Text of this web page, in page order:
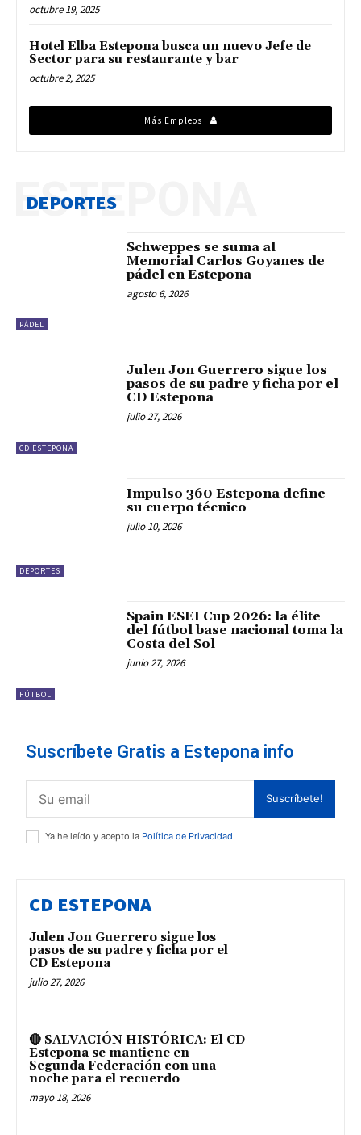
octubre 19, 2025
Hotel Elba Estepona busca un nuevo Jefe de
Sector para su restaurante y bar
octubre 2, 2025
Más Empleos
DEPORTES
ESTEPONA
PÁDEL
Schweppes se suma al
Memorial Carlos Goyanes de
pádel en Estepona
agosto 6, 2026
CD ESTEPONA
Julen Jon Guerrero sigue los
pasos de su padre y ficha por el
CD Estepona
julio 27, 2026
DEPORTES
Impulso 360 Estepona define
su cuerpo técnico
julio 10, 2026
FÚTBOL
Spain ESEI Cup 2026: la élite
del fútbol base nacional toma la
Costa del Sol
junio 27, 2026
Suscríbete Gratis a Estepona info
Suscríbete!
Ya he leído y acepto la Política de Privacidad.
CD ESTEPONA
Julen Jon Guerrero sigue los
pasos de su padre y ficha por el
CD Estepona
julio 27, 2026
🔴 SALVACIÓN HISTÓRICA: El CD
Estepona se mantiene en
Segunda Federación con una
noche para el recuerdo
mayo 18, 2026